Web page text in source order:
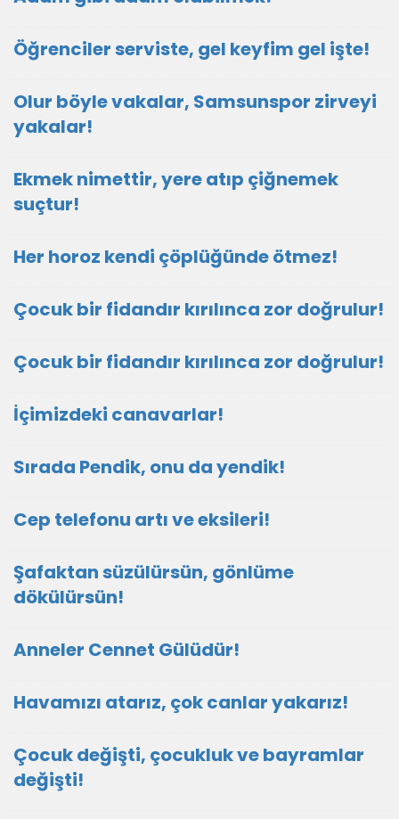
Öğrenciler serviste, gel keyfim gel işte!
Olur böyle vakalar, Samsunspor zirveyi
yakalar!
Ekmek nimettir, yere atıp çiğnemek
suçtur!
Her horoz kendi çöplüğünde ötmez!
Çocuk bir fidandır kırılınca zor doğrulur!
Çocuk bir fidandır kırılınca zor doğrulur!
İçimizdeki canavarlar!
Sırada Pendik, onu da yendik!
Cep telefonu artı ve eksileri!
Şafaktan süzülürsün, gönlüme
dökülürsün!
Anneler Cennet Gülüdür!
Havamızı atarız, çok canlar yakarız!
Çocuk değişti, çocukluk ve bayramlar
değişti!